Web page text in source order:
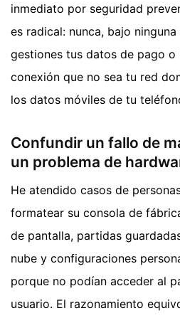
inmediato por seguridad
es radical: nunca, bajo
gestiones tus datos de pago
conexión que no sea tu red
los datos móviles de tu
Confundir un fallo de
un problema de
He atendido casos de
formatear su consola de
de pantalla, partidas
nube y configuraciones
porque no podían acceder al
usuario. El razonamiento